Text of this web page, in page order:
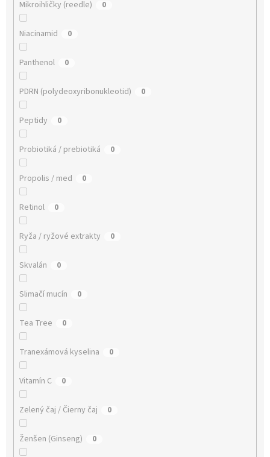
Mikroihličky (reedle) 0
Niacinamid 0
Panthenol 0
PDRN (polydeoxyribonukleotid) 0
Peptidy 0
Probiotiká / prebiotiká 0
Propolis / med 0
Retinol 0
Ryža / ryžové extrakty 0
Skvalán 0
Slimačí mucín 0
Tea Tree 0
Tranexámová kyselina 0
Vitamín C 0
Zelený čaj / Čierny čaj 0
Ženšen (Ginseng) 0